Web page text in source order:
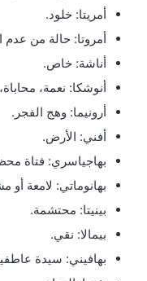
أمريتا: خلود.
أمروتا: حالة من عدم
أناشة: خاص.
أنوشكا: نعمة،
أرونيما: وهج الفجر.
أفني: الأرض.
بهاجياسري: فتاة
بهانوماتي: لامعة أو
بينيتا: محتشمة.
بيمالا: نقي.
بهافيني: سيدة